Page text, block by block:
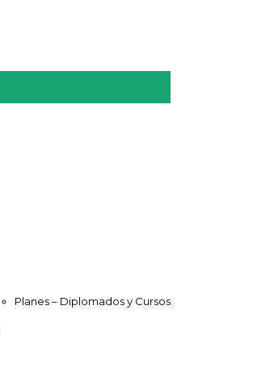
Planes – Diplomados y Cursos